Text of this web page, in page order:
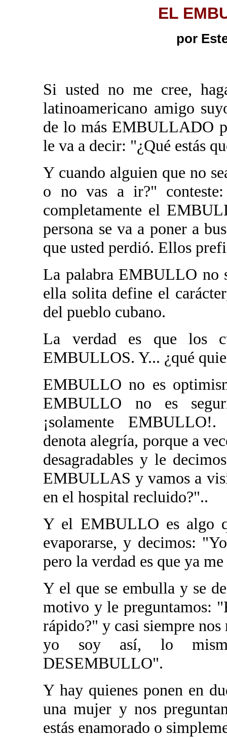
EL
por
Si usted no me cree,
latinoamericano amigo
de lo más EMBULLADO
le va a decir: "¿Qué estás
Y cuando alguien que no
o no vas a ir?"
completamente el
persona se va a poner a
que usted perdió. Ellos
La palabra EMBULLO no
ella solita define el
del pueblo cubano.
La verdad es que los
EMBULLOS. Y... ¿qué
EMBULLO no es
EMBULLO no es
¡solamente
denota alegría, porque a
desagradables y le
EMBULLAS y vamos a
en el hospital recluido?"..
Y el EMBULLO es algo
evaporarse, y decimos:
pero la verdad es que ya
Y el que se embulla y se
motivo y le preguntamos:
rápido?" y casi siempre nos
yo soy así, lo
DESEMBULLO".
Y hay quienes ponen en
una mujer y nos
estás enamorado o